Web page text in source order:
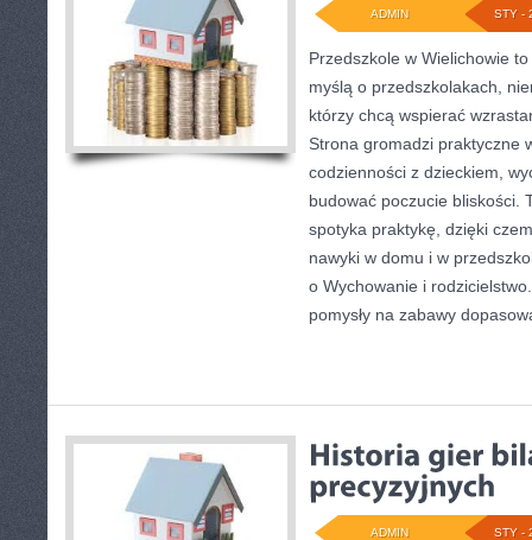
STY -
ADMIN
Przedszkole w Wielichowie
myślą o przedszkolakach,
którzy chcą wspierać
Strona gromadzi praktyczne
codzienności z dzieckiem,
budować poczucie bliskości.
spotyka praktykę, dzięki
nawyki w domu i w
o Wychowanie i
pomysły na zabawy
STY -
ADMIN